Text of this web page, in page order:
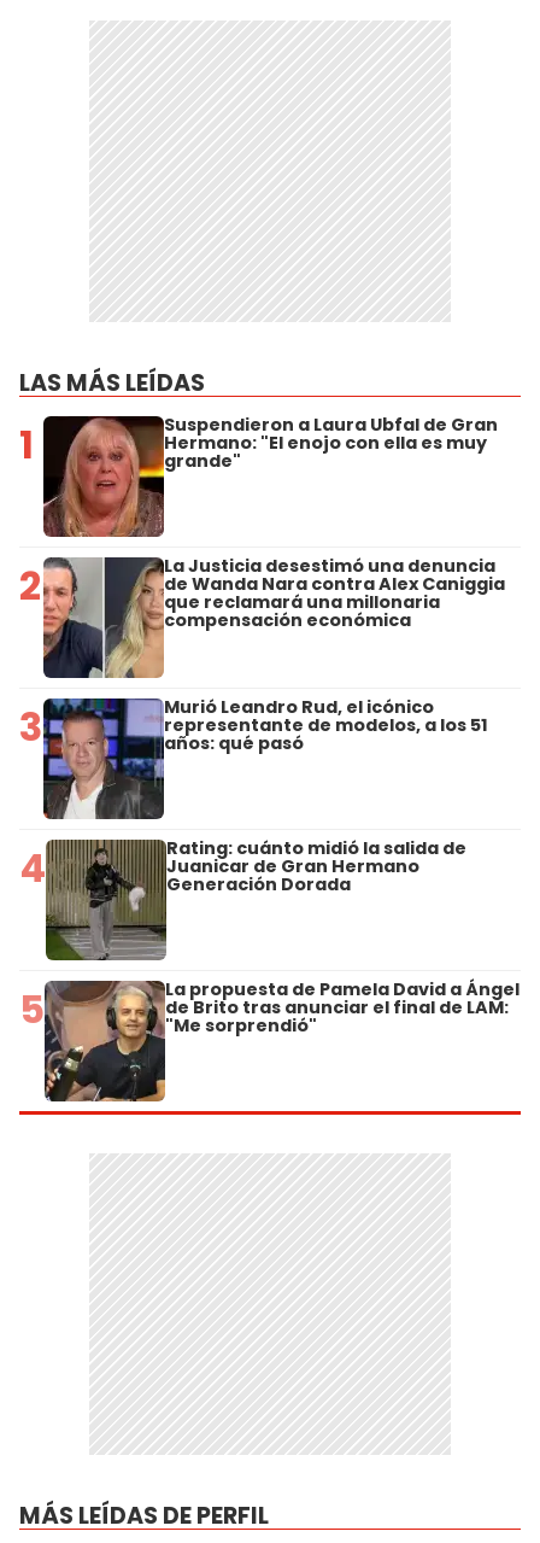
LAS MÁS LEÍDAS
1 Suspendieron a Laura Ubfal de Gran
Hermano: "El enojo con ella es muy
grande"
2 La Justicia desestimó una denuncia
de Wanda Nara contra Alex Caniggia
que reclamará una millonaria
compensación económica
3 Murió Leandro Rud, el icónico
representante de modelos, a los 51
años: qué pasó
4 Rating: cuánto midió la salida de
Juanicar de Gran Hermano
Generación Dorada
5 La propuesta de Pamela David a Ángel
de Brito tras anunciar el final de LAM:
"Me sorprendió"
MÁS LEÍDAS DE PERFIL